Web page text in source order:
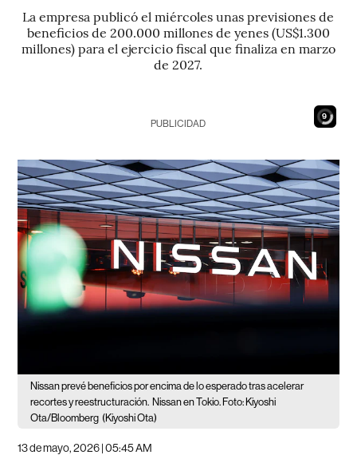
La empresa publicó el miércoles unas previsiones de
beneficios de 200.000 millones de yenes (US$1.300
millones) para el ejercicio fiscal que finaliza en marzo
de 2027.
8
PUBLICIDAD
Nissan prevé beneficios por encima de lo esperado tras acelerar
recortes y reestructuración. Nissan en Tokio. Foto: Kiyoshi
Ota/Bloomberg (Kiyoshi Ota)
13 de mayo, 2026 | 05:45 AM